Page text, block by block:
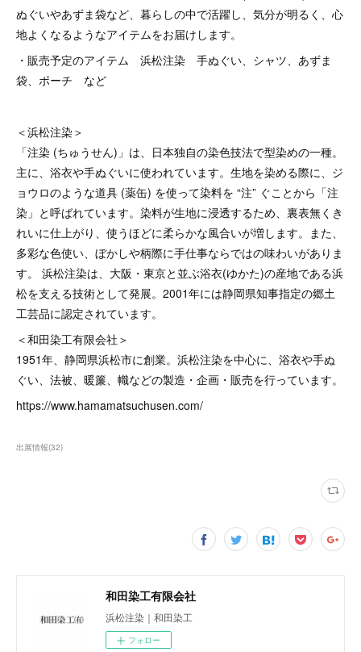
ぬぐいやあずま袋など、暮らしの中で活躍し、気分が明るく、心
地よくなるようなアイテムをお届けします。
・販売予定のアイテム 浜松注染 手ぬぐい、シャツ、あずま
袋、ポーチ など
＜浜松注染＞
「注染 (ちゅうせん)」は、日本独自の染色技法で型染めの一種。
主に、浴衣や手ぬぐいに使われています。生地を染める際に、ジ
ョウロのような道具 (薬缶) を使って染料を “注” ぐことから「注
染」と呼ばれています。染料が生地に浸透するため、裏表無くき
れいに仕上がり、使うほどに柔らかな風合いが増します。また、
多彩な色使い、ぼかしや柄際に手仕事ならではの味わいがありま
す。 浜松注染は、大阪・東京と並ぶ浴衣(ゆかた)の産地である浜
松を支える技術として発展。2001年には静岡県知事指定の郷土
工芸品に認定されています。
＜和田染工有限会社＞
1951年、静岡県浜松市に創業。浜松注染を中心に、浴衣や手ぬ
ぐい、法被、暖簾、幟などの製造・企画・販売を行っています。
https://www.hamamatsuchusen.com/
出展情報(32)
和田染工有限会社
浜松注染｜和田染工
フォロー